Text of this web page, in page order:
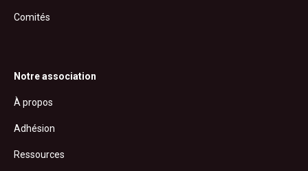
Comités
Notre association
À propos
Adhésion
Ressources